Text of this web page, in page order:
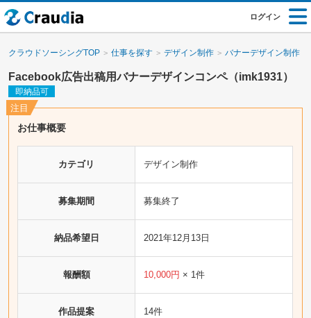
ログイン
クラウドソーシングTOP 仕事を探す デザイン制作 バナーデザイン制作
Facebook広告出稿用バナーデザインコンペ（imk1931）
即納品可
お仕事概要
カテゴリ デザイン制作
募集期間 募集終了
納品希望日 2021年12月13日
報酬額 10,000円 × 1件
作品提案 14件